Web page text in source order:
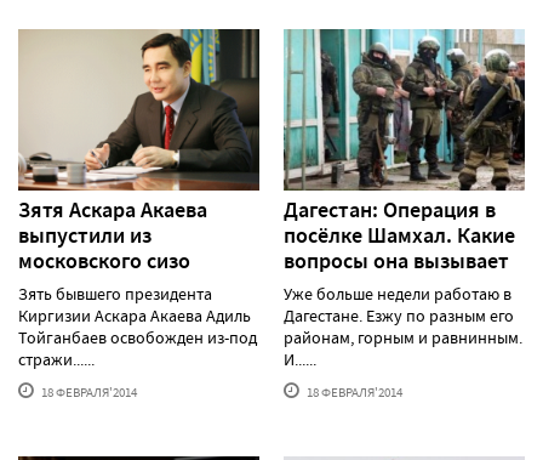
Зятя Аскара Акаева
выпустили из
московского сизо
Зять бывшего президента
Киргизии Аскара Акаева Адиль
Тойганбаев освобожден из-под
стражи......
18 ФЕВРАЛЯ'2014
Дагестан: Операция в
посёлке Шамхал. Какие
вопросы она вызывает
Уже больше недели работаю в
Дагестане. Езжу по разным его
районам, горным и равнинным.
И......
18 ФЕВРАЛЯ'2014